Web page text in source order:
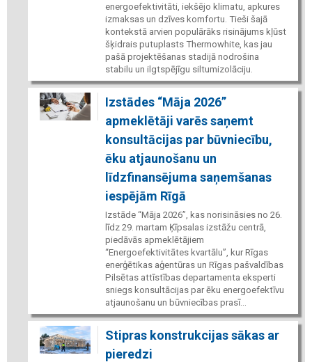
energoefektivitāti, iekšējo klimatu, apkures
izmaksas un dzīves komfortu. Tieši šajā
kontekstā arvien populārāks risinājums kļūst
šķidrais putuplasts Thermowhite, kas jau
pašā projektēšanas stadijā nodrošina
stabilu un ilgtspējīgu siltumizolāciju.
Izstādes “Māja 2026”
apmeklētāji varēs saņemt
konsultācijas par būvniecību,
ēku atjaunošanu un
līdzfinansējuma saņemšanas
iespējām Rīgā
Izstāde “Māja 2026”, kas norisināsies no 26.
līdz 29. martam Ķīpsalas izstāžu centrā,
piedāvās apmeklētājiem
“Energoefektivitātes kvartālu”, kur Rīgas
enerģētikas aģentūras un Rīgas pašvaldības
Pilsētas attīstības departamenta eksperti
sniegs konsultācijas par ēku energoefektīvu
atjaunošanu un būvniecības prasī...
Stipras konstrukcijas sākas ar
pieredzi